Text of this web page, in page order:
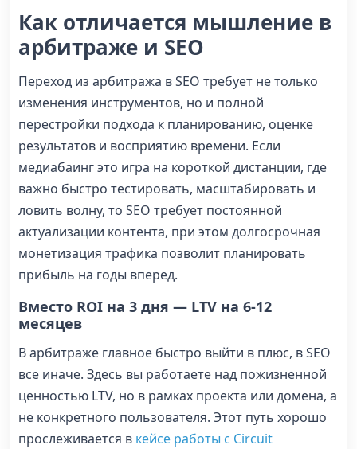
Как отличается мышление в
арбитраже и SEO
Переход из арбитража в SEO требует не только
изменения инструментов, но и полной
перестройки подхода к планированию, оценке
результатов и восприятию времени. Если
медиабаинг это игра на короткой дистанции, где
важно быстро тестировать, масштабировать и
ловить волну, то SEO требует постоянной
актуализации контента, при этом долгосрочная
монетизация трафика позволит планировать
прибыль на годы вперед.
Вместо ROI на 3 дня — LTV на 6-12
месяцев
В арбитраже главное быстро выйти в плюс, в SEO
все иначе. Здесь вы работаете над пожизненной
ценностью LTV, но в рамках проекта или домена, а
не конкретного пользователя. Этот путь хорошо
прослеживается в кейсе работы с Circuit